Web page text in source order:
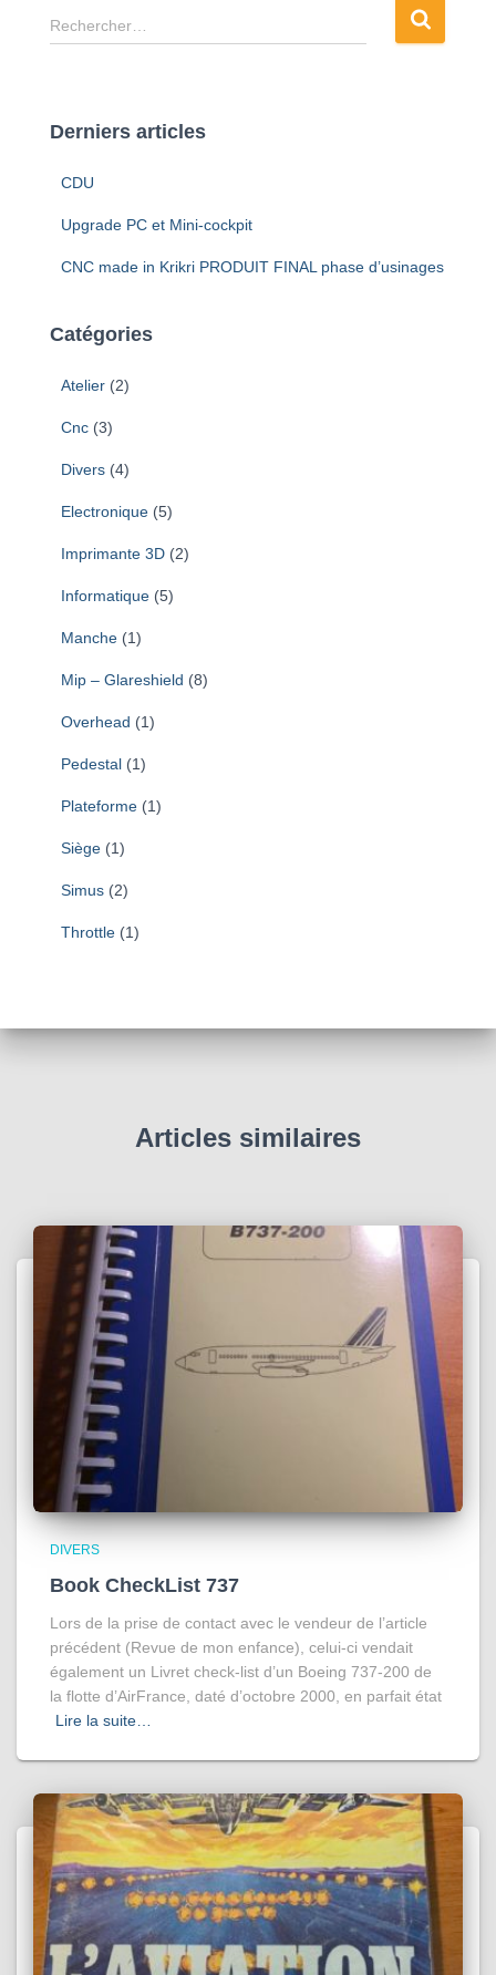
R
e
r
Rechercher…
Derniers articles
CDU
Upgrade PC et Mini-cockpit
CNC made in Krikri PRODUIT FINAL phase d’usinages
Catégories
Atelier (2)
Cnc (3)
Divers (4)
Electronique (5)
Imprimante 3D (2)
Informatique (5)
Manche (1)
Mip – Glareshield (8)
Overhead (1)
Pedestal (1)
Plateforme (1)
Siège (1)
Simus (2)
Throttle (1)
Articles similaires
DIVERS
Book CheckList 737
Lors de la prise de contact avec le vendeur de l’article
précédent (Revue de mon enfance), celui-ci vendait
également un Livret check-list d’un Boeing 737-200 de
la flotte d’AirFrance, daté d’octobre 2000, en parfait état
Lire la suite…